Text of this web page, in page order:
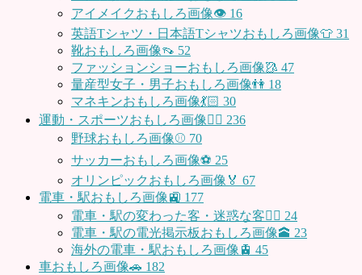
アイメイクおもしろ画像👁 16
英語Tシャツ・日本語Tシャツおもしろ画像👕 31
靴おもしろ画像👡 52
ファッションショーおもしろ画像🥻 47
量産型女子・男子おもしろ画像👫 18
マネキンおもしろ画像💃🏻 30
運動・スポーツおもしろ画像🏃‍♂️ 236
野球おもしろ画像⚾ 70
サッカーおもしろ画像⚽️ 25
オリンピックおもしろ画像🏅 67
電車・駅おもしろ画像🚉 177
電車・駅の変わった客・迷惑な客🤦‍♀️ 24
電車・駅の電光掲示板おもしろ画像🕋 23
海外の電車・駅おもしろ画像🚊 45
車おもしろ画像🚗 182